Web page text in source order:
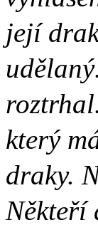
její
který
draky.
Někteří